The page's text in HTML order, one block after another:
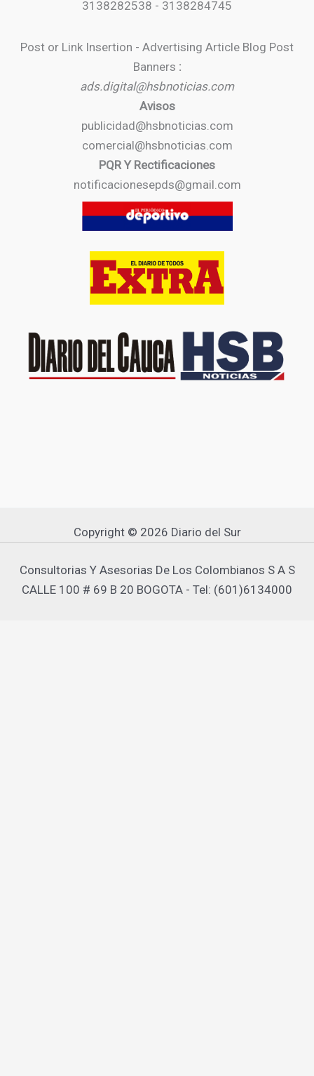
3138282538 - 3138284745
Post or Link Insertion - Advertising Article Blog Post
Banners :
ads.digital@hsbnoticias.com
Avisos
publicidad@hsbnoticias.com
comercial@hsbnoticias.com
PQR Y Rectificaciones
notificacionesepds@gmail.com
Copyright © 2026 Diario del Sur
Consultorias Y Asesorias De Los Colombianos S A S
CALLE 100 # 69 B 20 BOGOTA - Tel: (601)6134000